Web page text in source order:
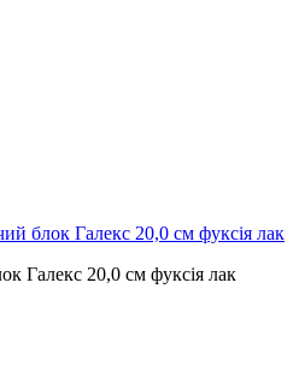
блок Галекс 20,0 см фуксія лак
Галекс 20,0 см фуксія лак